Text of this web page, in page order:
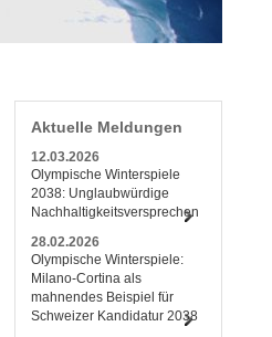
Aktuelle Meldungen
12.03.2026
Olympische Winterspiele
2038: Unglaubwürdige
Nachhaltigkeitsversprechen
28.02.2026
Olympische Winterspiele:
Milano-Cortina als
mahnendes Beispiel für
Schweizer Kandidatur 2038